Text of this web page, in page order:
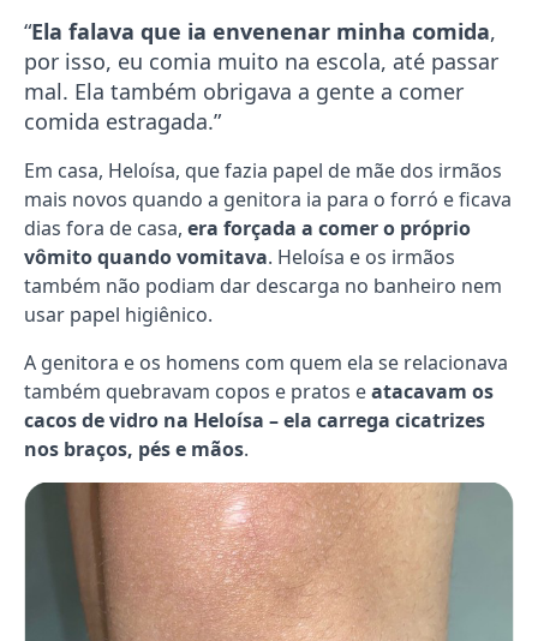
“Ela falava que ia envenenar minha comida,
por isso, eu comia muito na escola, até passar
mal. Ela também obrigava a gente a comer
comida estragada.”
Em casa, Heloísa, que fazia papel de mãe dos irmãos
mais novos quando a genitora ia para o forró e ficava
dias fora de casa, era forçada a comer o próprio
vômito quando vomitava. Heloísa e os irmãos
também não podiam dar descarga no banheiro nem
usar papel higiênico.
A genitora e os homens com quem ela se relacionava
também quebravam copos e pratos eatacavam os
cacos de vidro na Heloísa – ela carrega cicatrizes
nos braços, pés e mãos.